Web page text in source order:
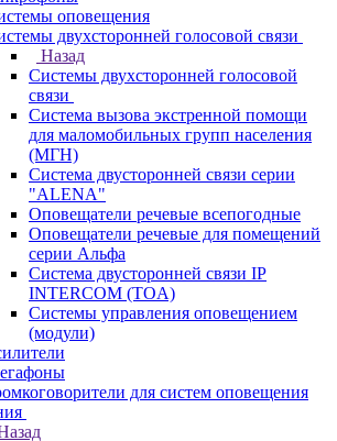
оповещения
двухсторонней голосовой связи
Назад
Системы двухсторонней голосовой
связи
Система вызова экстренной помощи
для маломобильных групп населения
(МГН)
Система двусторонней связи серии
"ALENA"
Оповещатели речевые всепогодные
Оповещатели речевые для помещений
серии Альфа
Система двусторонней связи IP
INTERCOM (TOA)
Системы управления оповещением
(модули)
для систем оповещения